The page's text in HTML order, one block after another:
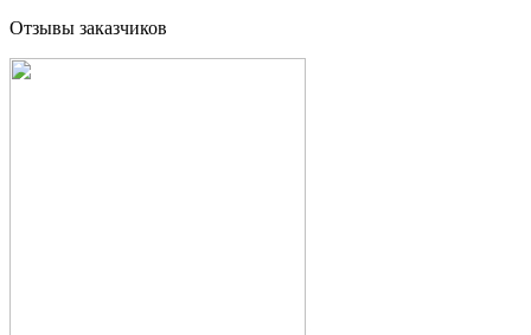
Отзывы заказчиков